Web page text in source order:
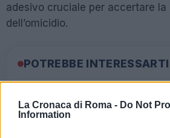
La Cronaca di Roma - Do Not
Information
adesivo cruciale per accertare la
dell’omicidio.
POTREBBE INTERESSARTI
Filippo Turetta,
non voleva